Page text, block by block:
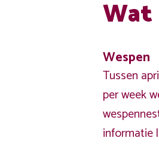
Wespen
Tussen
per week
informatie